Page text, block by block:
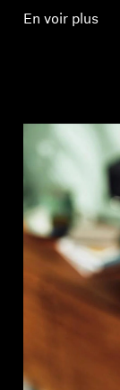
En voir plus